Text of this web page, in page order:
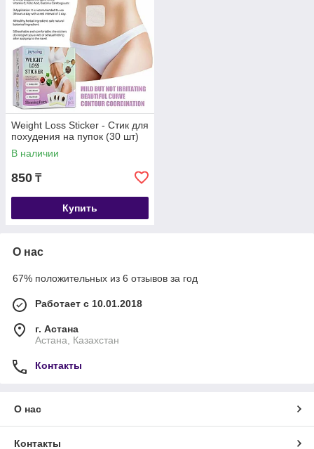
Weight Loss Sticker - Стик для
похудения на пупок (30 шт)
В наличии
850 ₸
Купить
О нас
67% положительных из 6 отзывов за год
Работает с 10.01.2018
г. Астана
Астана, Казахстан
Контакты
О нас
Контакты